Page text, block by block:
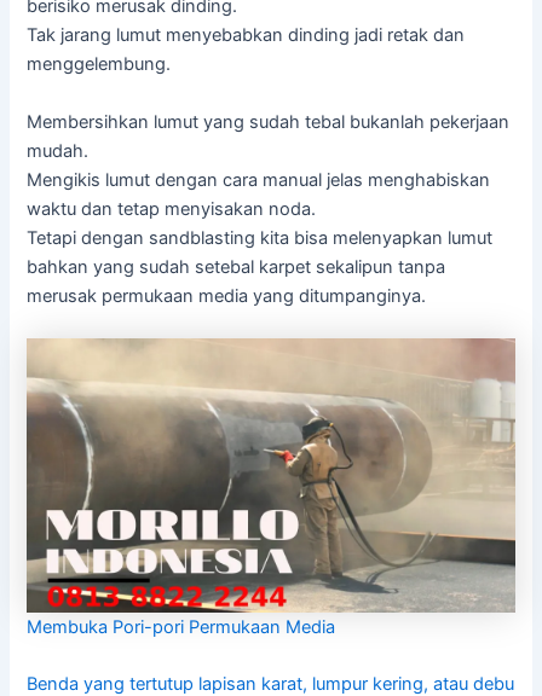
berisiko merusak dinding.
Tak jarang lumut menyebabkan dinding jadi retak dan
menggelembung.
Membersihkan lumut yang sudah tebal bukanlah pekerjaan
mudah.
Mengikis lumut dengan cara manual jelas menghabiskan
waktu dan tetap menyisakan noda.
Tetapi dengan sandblasting kita bisa melenyapkan lumut
bahkan yang sudah setebal karpet sekalipun tanpa
merusak permukaan media yang ditumpanginya.
Membuka Pori-pori Permukaan Media
Benda yang tertutup lapisan karat, lumpur kering, atau debu